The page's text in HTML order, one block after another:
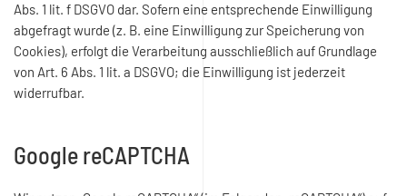
Abs. 1 lit. f DSGVO dar. Sofern eine entsprechende Einwilligung
abgefragt wurde (z. B. eine Einwilligung zur Speicherung von
Cookies), erfolgt die Verarbeitung ausschließlich auf Grundlage
von Art. 6 Abs. 1 lit. a DSGVO; die Einwilligung ist jederzeit
widerrufbar.
Google reCAPTCHA